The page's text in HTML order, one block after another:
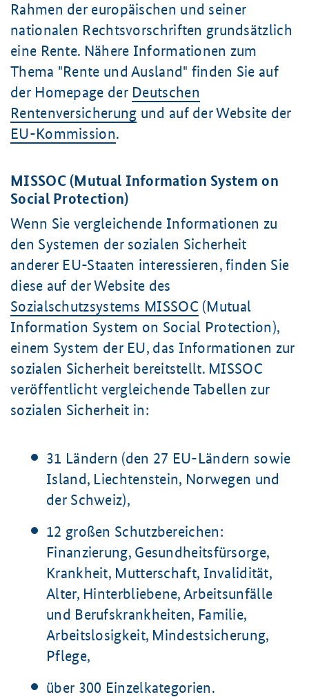
Rahmen der europäischen und seiner
nationalen Rechtsvorschriften grundsätzlich
eine Rente. Nähere Informationen zum
Thema "Rente und Ausland" finden Sie auf
der Homepage der Deutschen
Rentenversicherung und auf der Website der
EU-Kommission.
MISSOC (Mutual Information System on
Social Protection)
Wenn Sie vergleichende Informationen zu
den Systemen der sozialen Sicherheit
anderer EU-Staaten interessieren, finden Sie
diese auf der Website des
Sozialschutzsystems MISSOC(Mutual
Information System on Social Protection),
einem System der EU, das Informationen zur
sozialen Sicherheit bereitstellt. MISSOC
veröffentlicht vergleichende Tabellen zur
sozialen Sicherheit in:
31 Ländern (den 27 EU-Ländern sowie
Island, Liechtenstein, Norwegen und
der Schweiz),
12 großen Schutzbereichen:
Finanzierung, Gesundheitsfürsorge,
Krankheit, Mutterschaft, Invalidität,
Alter, Hinterbliebene, Arbeitsunfälle
und Berufskrankheiten, Familie,
Arbeitslosigkeit, Mindestsicherung,
Pflege,
über 300 Einzelkategorien.